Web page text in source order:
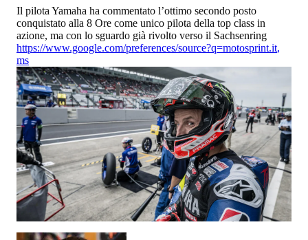
Il pilota Yamaha ha commentato l’ottimo secondo posto
conquistato alla 8 Ore come unico pilota della top class in
azione, ma con lo sguardo già rivolto verso il Sachsenring
https://www.google.com/preferences/source?q=motosprint.it,
ms